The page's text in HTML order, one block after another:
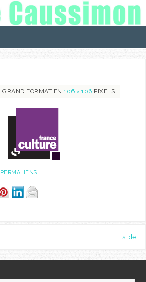
GRAND FORMAT EN106 × 106 PIXELS
PERMALIENS.
slide